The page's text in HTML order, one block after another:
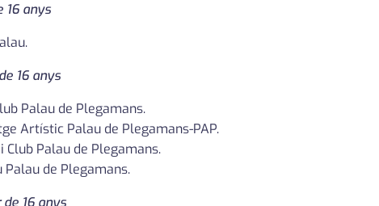
16 anys
16 anys
Palau de Plegamans.
Artístic Palau de Plegamans-PAP.
Club Palau de Plegamans.
Palau de Plegamans.
16 anys